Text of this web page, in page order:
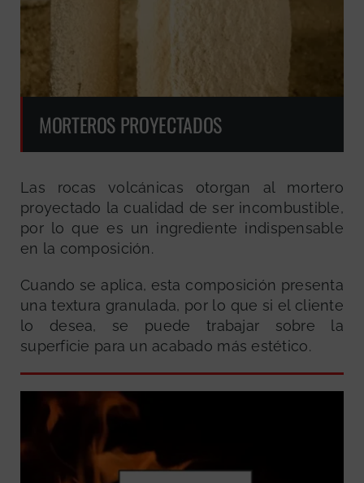
MORTEROS PROYECTADOS
Las rocas volcánicas otorgan al mortero
proyectado la cualidad de ser incombustible,
por lo que es un ingrediente indispensable
en la composición.
Cuando se aplica, esta composición presenta
una textura granulada, por lo que si el cliente
lo desea, se puede trabajar sobre la
superficie para un acabado más estético.